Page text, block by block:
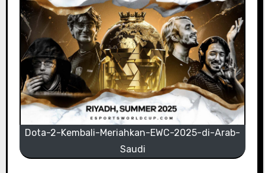
Dota-2-Kembali-Meriahkan-EWC-2025-di-Arab-
Saudi